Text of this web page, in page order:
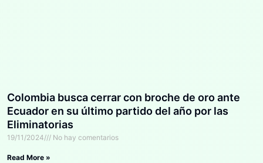
Colombia busca cerrar con broche de oro ante
Ecuador en su último partido del año por las
Eliminatorias
19/11/2024 No hay comentarios
Read More »